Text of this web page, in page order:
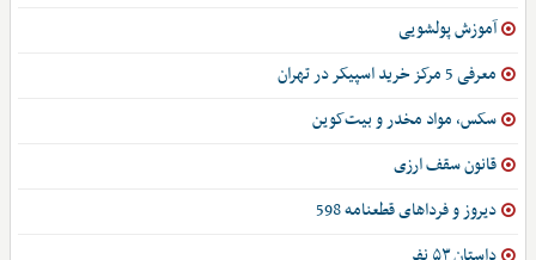
آموزش پولشویی
معرفی 5 مرکز خرید اسپیکر در تهران
سکس، مواد مخدر و بیت‌کوین
قانون سقف ارزی
دیروز و فرداهای قطعنامه 598